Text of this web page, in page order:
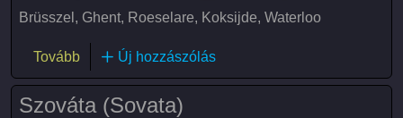
Brüsszel, Ghent, Roeselare, Koksijde, Waterloo
Tovább(Brüsszeli kalandok)
Új hozzászólás
Szováta (Sovata)